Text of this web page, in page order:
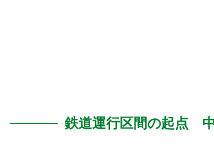
鉄道運行区間の起点